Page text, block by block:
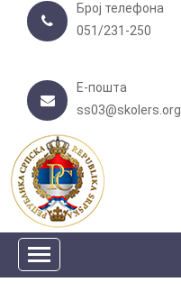
Број телефона
051/231-250
Е-пошта
ss03@skolers.org